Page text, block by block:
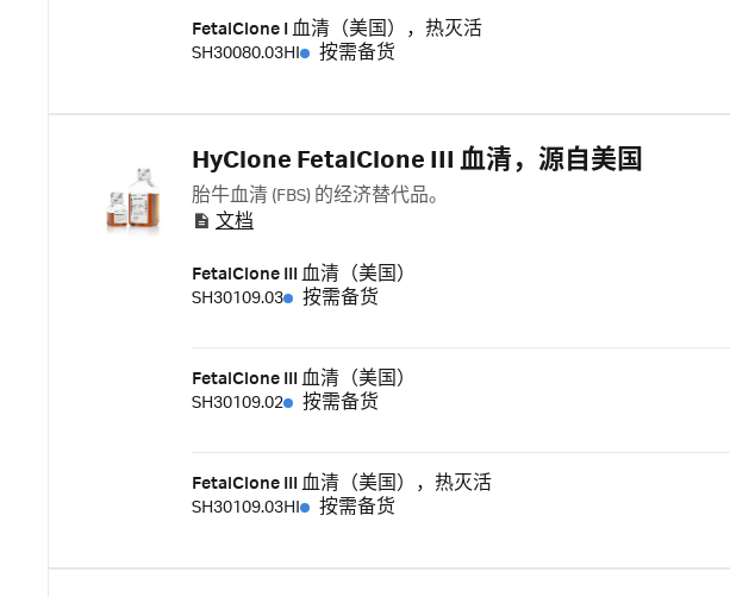
FetalClone I 血清（美国），热灭活
SH30080.03HI
按需备货
HyClone FetalClone III 血清，源自美国
胎牛血清 (FBS) 的经济替代品。
文档
FetalClone III 血清（美国）
SH30109.03
按需备货
FetalClone III 血清（美国）
SH30109.02
按需备货
FetalClone III 血清（美国），热灭活
SH30109.03HI
按需备货